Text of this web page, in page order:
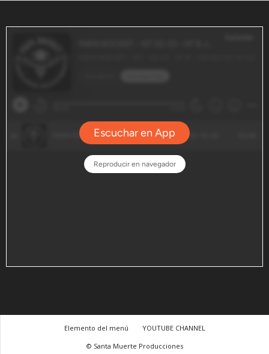
Elemento del menú
YOUTUBE CHANNEL
© Santa Muerte Producciones